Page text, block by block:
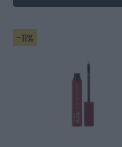
-11%